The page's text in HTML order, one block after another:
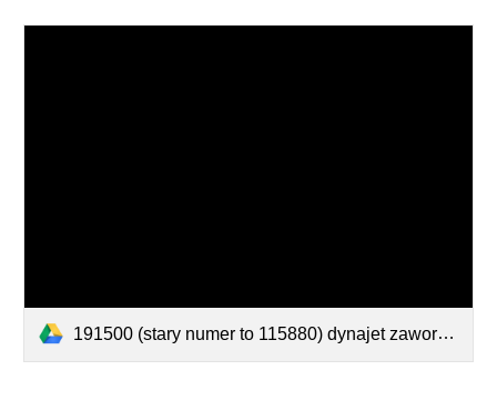
191500 (stary numer to 115880) dynajet zaworek elektromagnetyczny do sterowania wydatkiem dyszy - modulacja PWM - teejet.pdf